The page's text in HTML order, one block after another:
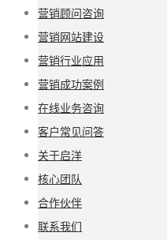
营销顾问咨询
营销网站建设
营销行业应用
营销成功案例
在线业务咨询
客户常见问答
关于启洋
核心团队
合作伙伴
联系我们